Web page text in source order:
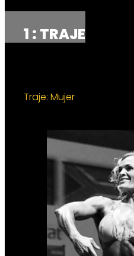
1 : TRAJE
Traje: Mujer